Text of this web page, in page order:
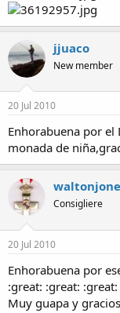
jjuaco
New member
20 Jul 2010
Enhorabuena por
monada de
Consigliere
20 Jul 2010
Enhorabuena por
:great: :great:
Muy guapa y